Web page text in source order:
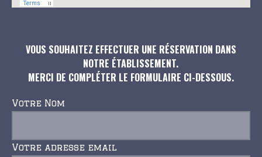
VOUS SOUHAITEZ EFFECTUER UNE RÉSERVATION DANS
NOTRE ÉTABLISSEMENT.
MERCI DE COMPLÉTER LE FORMULAIRE CI-DESSOUS.
Votre Nom
Votre adresse email